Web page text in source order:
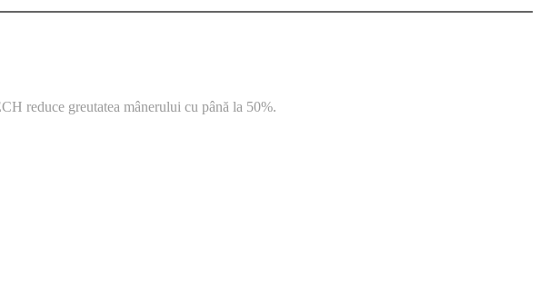
reduce greutatea mânerului cu până la 50%.